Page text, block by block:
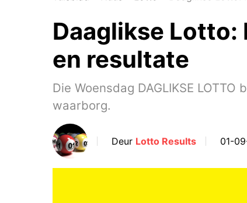
Daaglikse Lotto:
en resultate
Die Woensdag DAGLIKSE
waarborg.
Deur Lotto Results 01-